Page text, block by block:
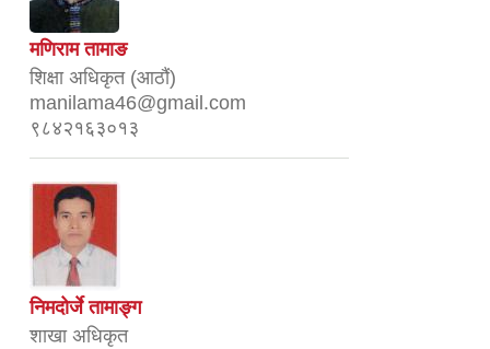
मणिराम तामाङ
शिक्षा अधिकृत (आठौं)
manilama46@gmail.com
९८४२१६३०१३
निमदोर्जे तामाङ्ग
शाखा अधिकृत